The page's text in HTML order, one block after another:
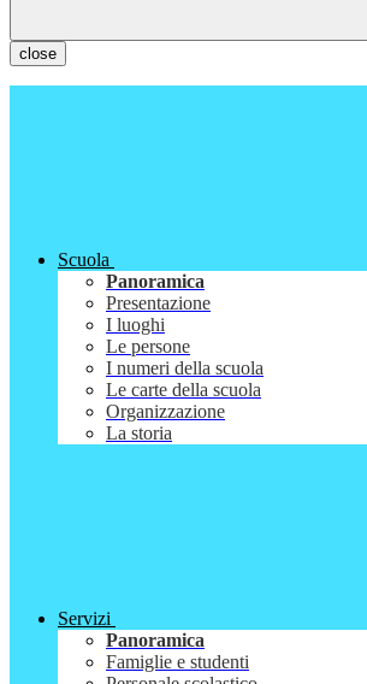
close
Scuola
Panoramica
Presentazione
I luoghi
Le persone
I numeri della scuola
Le carte della scuola
Organizzazione
La storia
Servizi
Panoramica
Famiglie e studenti